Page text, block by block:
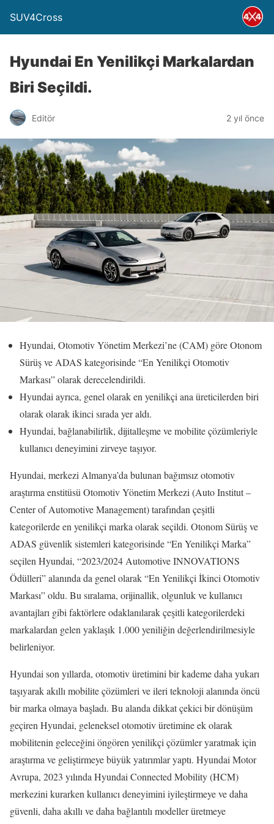
SUV4Cross
Hyundai En Yenilikçi Markalardan
Biri Seçildi.
Editör 2 yıl önce
Hyundai, Otomotiv Yönetim Merkezi’ne (CAM) göre Otonom
Sürüş ve ADAS kategorisinde “En Yenilikçi Otomotiv
Markası” olarak derecelendirildi.
Hyundai ayrıca, genel olarak en yenilikçi ana üreticilerden biri
olarak olarak ikinci sırada yer aldı.
Hyundai, bağlanabilirlik, dijitalleşme ve mobilite çözümleriyle
kullanıcı deneyimini zirveye taşıyor.
Hyundai, merkezi Almanya’da bulunan bağımsız otomotiv
araştırma enstitüsü Otomotiv Yönetim Merkezi (Auto Institut –
Center of Automotive Management) tarafından çeşitli
kategorilerde en yenilikçi marka olarak seçildi. Otonom Sürüş ve
ADAS güvenlik sistemleri kategorisinde “En Yenilikçi Marka”
seçilen Hyundai, “2023/2024 Automotive INNOVATIONS
Ödülleri” alanında da genel olarak “En Yenilikçi İkinci Otomotiv
Markası” oldu. Bu sıralama, orijinallik, olgunluk ve kullanıcı
avantajları gibi faktörlere odaklanılarak çeşitli kategorilerdeki
markalardan gelen yaklaşık 1.000 yeniliğin değerlendirilmesiyle
belirleniyor.
Hyundai son yıllarda, otomotiv üretimini bir kademe daha yukarı
taşıyarak akıllı mobilite çözümleri ve ileri teknoloji alanında öncü
bir marka olmaya başladı. Bu alanda dikkat çekici bir dönüşüm
geçiren Hyundai, geleneksel otomotiv üretimine ek olarak
mobilitenin geleceğini öngören yenilikçi çözümler yaratmak için
araştırma ve geliştirmeye büyük yatırımlar yaptı. Hyundai Motor
Avrupa, 2023 yılında Hyundai Connected Mobility (HCM)
merkezini kurarken kullanıcı deneyimini iyileştirmeye ve daha
güvenli, daha akıllı ve daha bağlantılı modeller üretmeye